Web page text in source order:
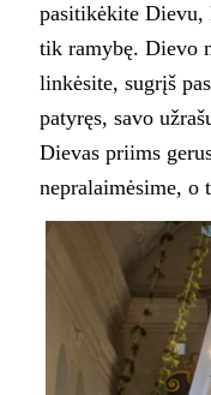
pasitikėkite
tik ramybę. Dievo
linkėsite, sugrįš
patyręs, savo
Dievas priims
nepralaimėsime, o